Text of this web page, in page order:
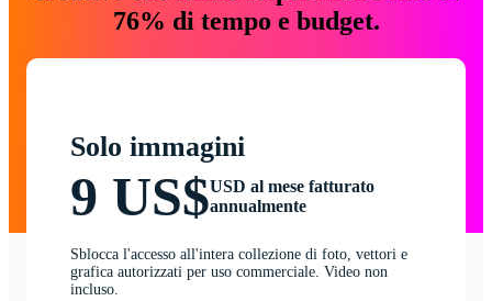
76% di tempo e budget.
Solo immagini
9 US$USD al mese fatturato
annualmente
Sblocca l'accesso all'intera collezione di foto, vettori e
grafica autorizzati per uso commerciale. Video non
incluso.